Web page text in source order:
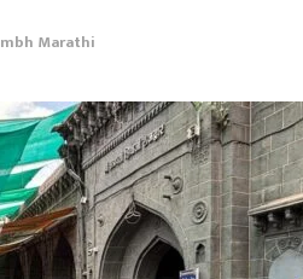
Marathi